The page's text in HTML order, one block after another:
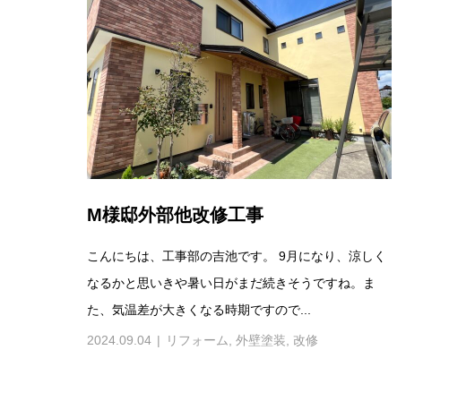
M様邸外部他改修工事
こんにちは、工事部の吉池です。 9月になり、涼しく
なるかと思いきや暑い日がまだ続きそうですね。ま
た、気温差が大きくなる時期ですので...
2024.09.04 リフォーム 外壁塗装 改修